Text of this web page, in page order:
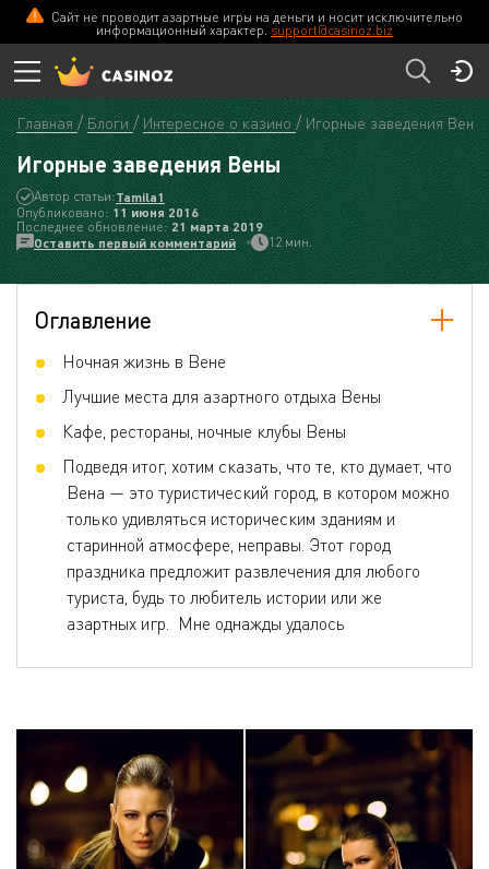
Сайт не проводит азартные игры на деньги и носит исключительно
информационный характер. support@casinoz.biz
Главная Блоги Интересное о казино Игорные заведения Вены
Игорные заведения Вены
Автор статьи:Tamila1
Опубликовано:11 июня 2016
Последнее обновление:21 мартa 2019
Оставить первый комментарий
12 мин.
Оглавление
Ночная жизнь в Вене
Лучшие места для азартного отдыха Вены
Кафе, рестораны, ночные клубы Вены
Подведя итог, хотим сказать, что те, кто думает, что
Вена — это туристический город, в котором можно
только удивляться историческим зданиям и
старинной атмосфере, неправы. Этот город
праздника предложит развлечения для любого
туриста, будь то любитель истории или же
азартных игр. Мне однажды удалось